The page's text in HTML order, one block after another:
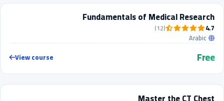
FREE
Fundamentals of Medical Research
4.7
(12)
Arabic
Free
View course
FREE
INTERMEDIATE